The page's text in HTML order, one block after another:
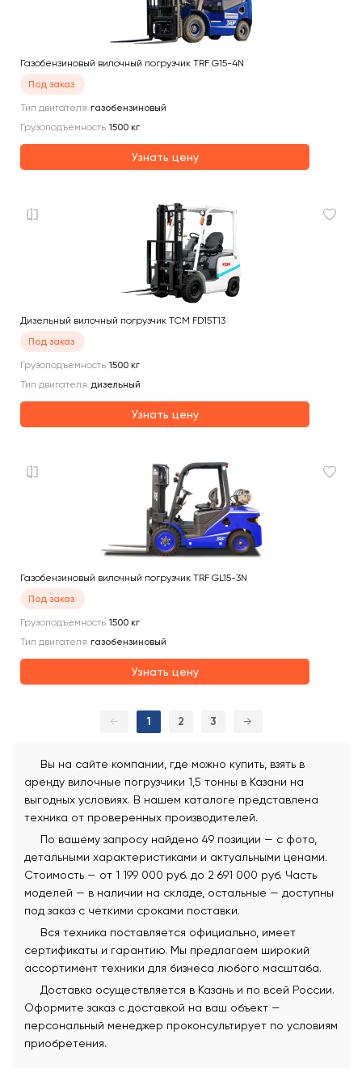
Газобензиновый вилочный погрузчик TRF G15-4N
Под заказ
Тип двигателя газобензиновый
Грузоподъемность 1500 кг
Узнать цену
Дизельный вилочный погрузчик TCM FD15T13
Под заказ
Грузоподъемность 1500 кг
Тип двигателя дизельный
Узнать цену
Газобензиновый вилочный погрузчик TRF GL15-3N
Под заказ
Грузоподъемность 1500 кг
Тип двигателя газобензиновый
Узнать цену
← 1 2 3 →
Вы на сайте компании, где можно купить, взять в
аренду вилочные погрузчики 1,5 тонны в Казани на
выгодных условиях. В нашем каталоге представлена
техника от проверенных производителей.
По вашему запросу найдено 49 позиции — с фото,
детальными характеристиками и актуальными ценами.
Стоимость — от 1 199 000 руб. до 2 691 000 руб. Часть
моделей — в наличии на складе, остальные — доступны
под заказ с четкими сроками поставки.
Вся техника поставляется официально, имеет
сертификаты и гарантию. Мы предлагаем широкий
ассортимент техники для бизнеса любого масштаба.
Доставка осуществляется в Казань и по всей России.
Оформите заказ с доставкой на ваш объект —
персональный менеджер проконсультирует по условиям
приобретения.